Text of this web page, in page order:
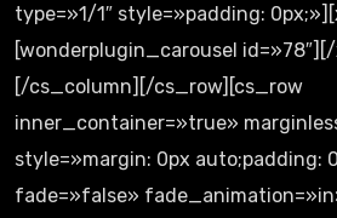
type=»1/1″ style=»padding:
[wonderplugin_carousel
[/cs_column][/cs_row][cs_row
inner_container=»true»
style=»margin: 0px auto;padding:
fade=»false»